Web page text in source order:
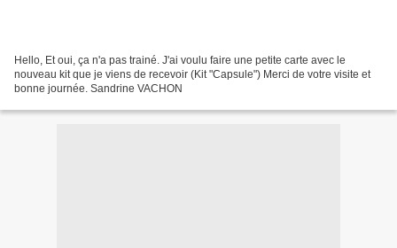
Hello, Et oui, ça n'a pas trainé. J'ai voulu faire une petite carte avec le
nouveau kit que je viens de recevoir (Kit "Capsule") Merci de votre visite et
bonne journée. Sandrine VACHON